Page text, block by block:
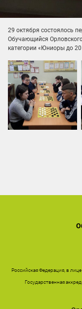
29 октября состоялось
Обучающийся
категории «Юниоры до
Российская Федерация, в
Государственная